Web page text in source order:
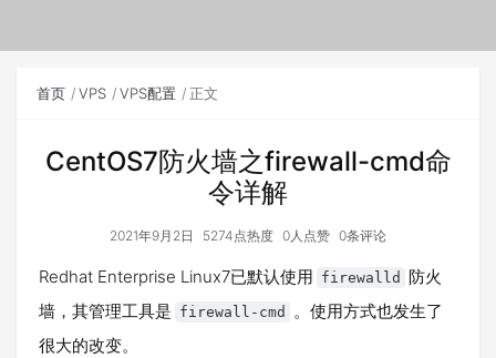
首页 VPS VPS配置 正文
CentOS7防火墙之firewall-cmd命
令详解
2021年9月2日 5274点热度 0人点赞 0条评论
Redhat Enterprise Linux7已默认使用 firewalld
防火
墙，其管理工具是 firewall-cmd
。使用方式也发生了
很大的改变。